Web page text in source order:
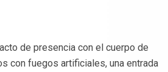
de presencia con el cuerpo de
con fuegos artificiales, una entrada